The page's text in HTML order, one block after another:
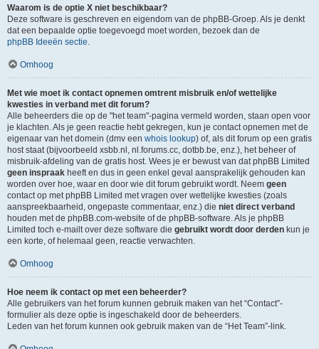
Waarom is de optie X niet beschikbaar?
Deze software is geschreven en eigendom van de phpBB-Groep. Als je denkt
dat een bepaalde optie toegevoegd moet worden, bezoek dan de
phpBB Ideeën sectie.
Omhoog
Met wie moet ik contact opnemen omtrent misbruik en/of wettelijke
kwesties in verband met dit forum?
Alle beheerders die op de "het team"-pagina vermeld worden, staan open voor
je klachten. Als je geen reactie hebt gekregen, kun je contact opnemen met de
eigenaar van het domein (dmv een whois lookup) of, als dit forum op een gratis
host staat (bijvoorbeeld xsbb.nl, nl.forums.cc, dotbb.be, enz.), het beheer of
misbruik-afdeling van de gratis host. Wees je er bewust van dat phpBB Limited
geen inspraak heeft en dus in geen enkel geval aansprakelijk gehouden kan
worden over hoe, waar en door wie dit forum gebruikt wordt. Neem geen
contact op met phpBB Limited met vragen over wettelijke kwesties (zoals
aanspreekbaarheid, ongepaste commentaar, enz.) die niet direct verband
houden met de phpBB.com-website of de phpBB-software. Als je phpBB
Limited toch e-mailt over deze software die gebruikt wordt door derden kun je
een korte, of helemaal geen, reactie verwachten.
Omhoog
Hoe neem ik contact op met een beheerder?
Alle gebruikers van het forum kunnen gebruik maken van het “Contact”-
formulier als deze optie is ingeschakeld door de beheerders.
Leden van het forum kunnen ook gebruik maken van de “Het Team”-link.